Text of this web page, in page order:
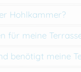
Hohlkammer?
für meine
benötigt meine